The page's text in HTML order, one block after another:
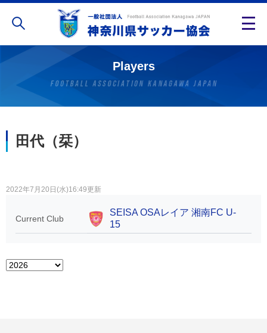
Players
田代（栞）
2022年7月20日(水)16:49更新
Current Club
SEISA OSAレイア 湘南FC U-
15